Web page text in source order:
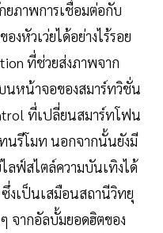
ยภาพการเชื่อมต่อกับ
งหัวเว่ยได้อย่างไร้รอย
ที่ช่วยส่งภาพจาก
หน้าจอของสมาร์ทวิชั่น
ที่เปลี่ยนสมาร์ทโฟน
รีโมท นอกจากนั้นยังมี
ฟ์สไตล์ความบันเทิงได้
ซึ่งเป็นเสมือนสถานีวิทยุ
จากอัลบั้มยอดฮิตของ